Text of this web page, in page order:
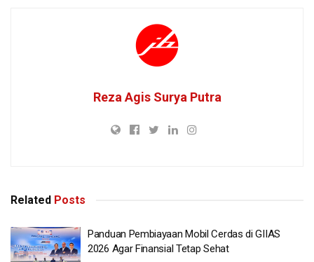
Reza Agis Surya Putra
Related Posts
Panduan Pembiayaan Mobil Cerdas di GIIAS
2026 Agar Finansial Tetap Sehat